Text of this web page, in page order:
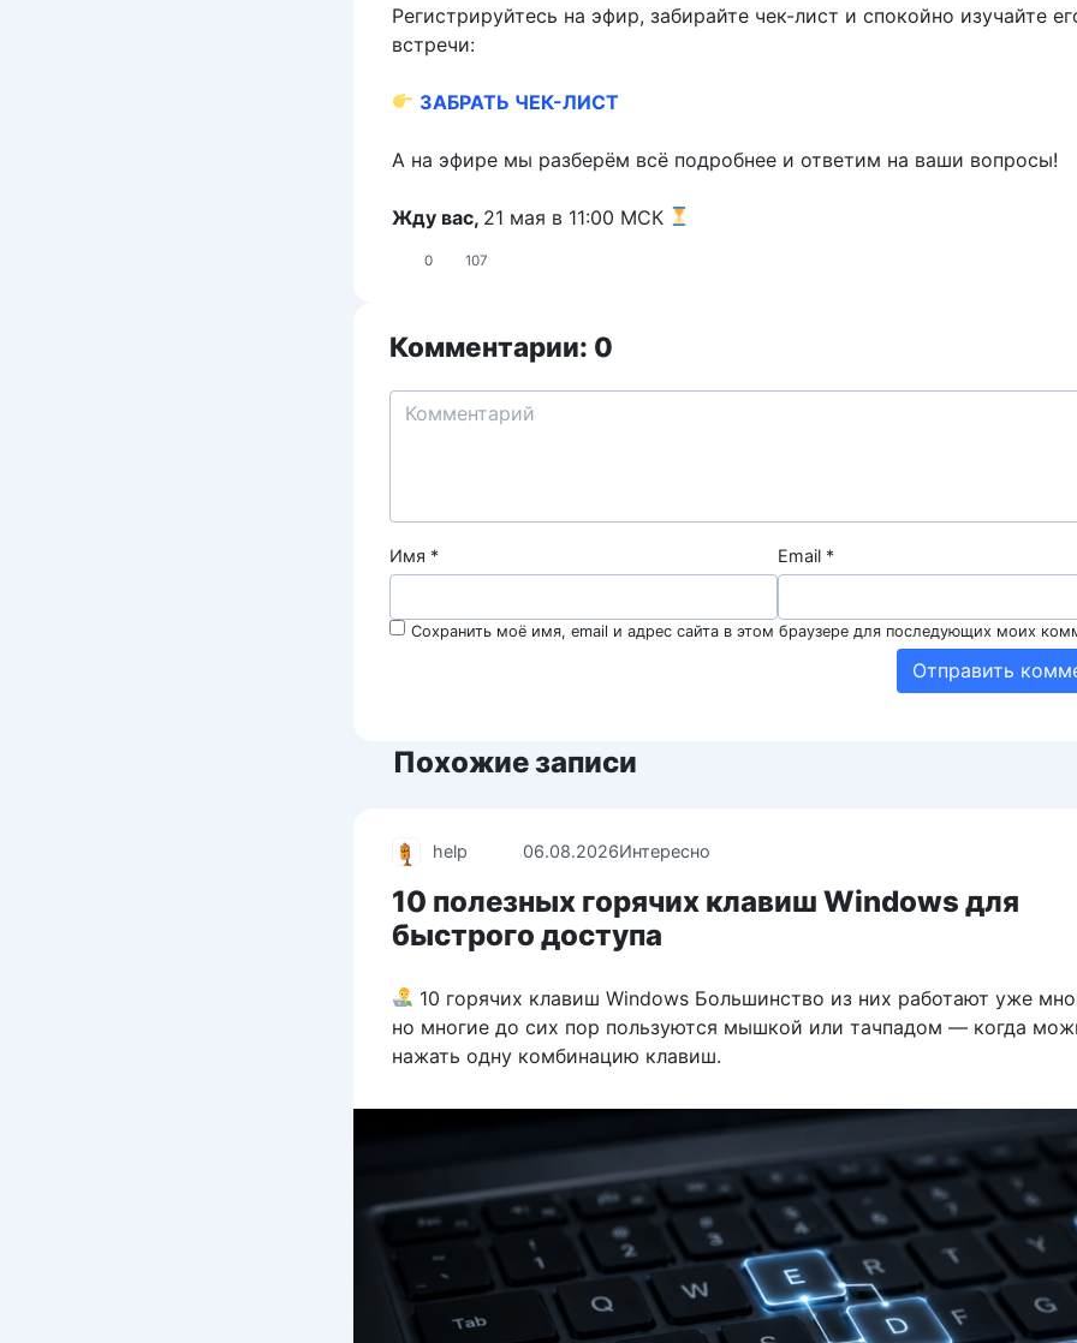
Регистрируйтесь на эфир, забирайте чек-лист и спокойно изучайте
встречи:
ЗАБРАТЬ ЧЕК-ЛИСТ
А на эфире мы разберём всё подробнее и ответим на ваши вопросы!
Жду вас, 21 мая в 11:00 МСК
0 107
Комментарии: 0
Имя * Email *
Сохранить моё имя, email и адрес сайта в этом браузере для последующих моих
Похожие записи
help 06.08.2026Интересно
10 полезных горячих клавиш Windows для
быстрого доступа
10 горячих клавиш Windows Большинство из них работают уже
но многие до сих пор пользуются мышкой или тачпадом — когда
нажать одну комбинацию клавиш.